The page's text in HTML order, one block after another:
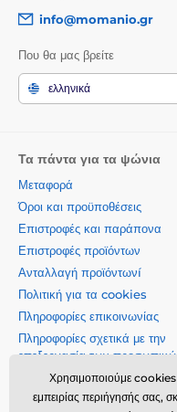
info@momanio.gr
Που θα μας βρείτε
ελληνικά
Τα πάντα για τα ψώνια
Μεταφορά
Όροι και προϋποθέσεις
Επιστροφές και παράπονα
Επιστροφές προϊόντων
Ανταλλαγή προϊόντωνí
Πολιτική για τα cookies
Πληροφορίες επικοινωνίας
Πληροφορίες σχετικά με την
επεξεργασία των
δεδομένων
Σχετικά με την εταιρεία μας
Χρησιμοποιούμε cookies
εμπειρίας περιήγησής σας,